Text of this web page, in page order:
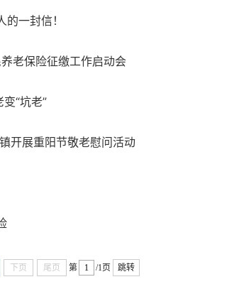
一封信！
老保险征缴工作启动会
“坑老”
开展重阳节敬老慰问活动
下页 尾页 第 /1页 跳转